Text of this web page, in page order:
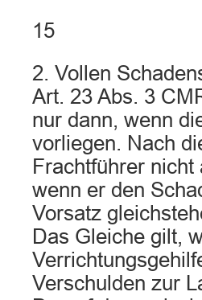
15
2. Vollen
Art. 23 Abs. 3
nur dann, wenn
vorliegen. Nach
Frachtführer
wenn er den
Vorsatz
Das Gleiche gilt,
Verschulden zur